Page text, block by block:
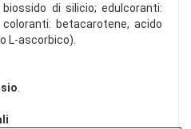
di silicio; edulcoranti:
betacarotene, acido
L-ascorbico).
.